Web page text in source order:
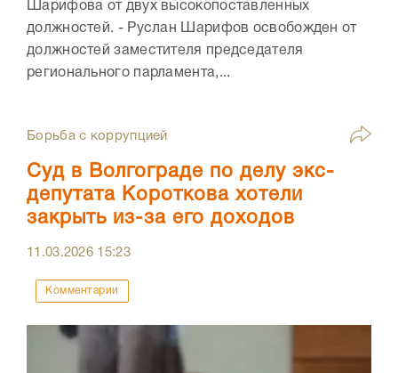
Шарифова от двух высокопоставленных
должностей. - Руслан Шарифов освобожден от
должностей заместителя председателя
регионального парламента,...
Борьба с коррупцией
Суд в Волгограде по делу экс-
депутата Короткова хотели
закрыть из-за его доходов
11.03.2026 15:23
Комментарии